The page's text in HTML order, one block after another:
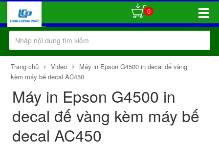
Toggle
0
Trang chủ › Video ›
Máy in Epson G4500 in decal đế vàng
kèm máy bế decal AC450
Máy in Epson G4500 in
decal đế vàng kèm máy bế
decal AC450